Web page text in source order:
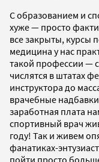
С образованием и
хуже — просто
все закрыты, курсы
медицина у нас
такой профессии —
числятся в штатах
инструктора до
врачебные
заработная плата
спортивный врач
году! Так и живем
фанатиках-
пойти просто